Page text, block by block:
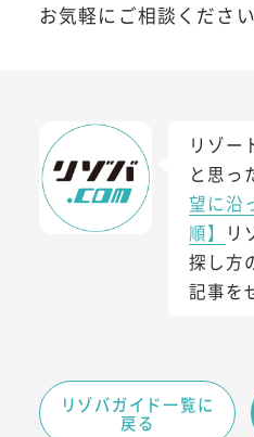
お気軽にご相談ください
リゾー
と思っ
望に沿
順】
リ
探し方
記事を
リゾバガイド一覧に
戻る